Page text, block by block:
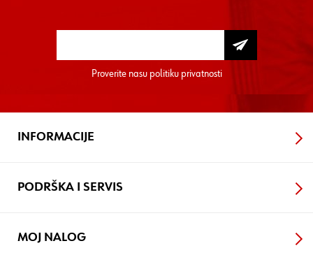
Proverite nasu politiku privatnosti
INFORMACIJE
PODRŠKA I SERVIS
MOJ NALOG